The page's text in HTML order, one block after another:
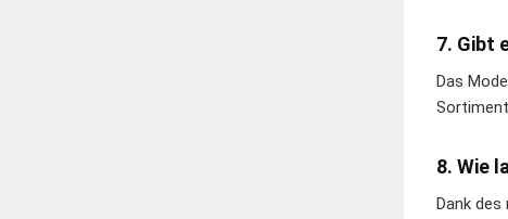
7. Gibt
Das
8. Wie
Dank